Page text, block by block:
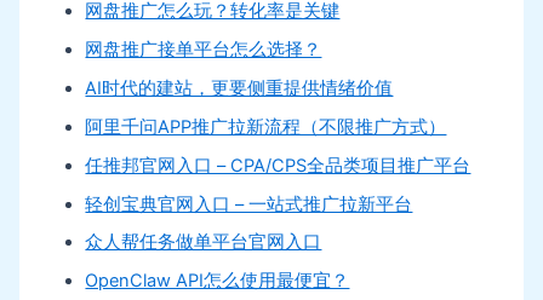
网盘推广怎么玩？转化率是关键
网盘推广接单平台怎么选择？
AI时代的建站，更要侧重提供情绪价值
阿里千问APP推广拉新流程（不限推广方式）
任推邦官网入口 – CPA/CPS全品类项目推广平台
轻创宝典官网入口 – 一站式推广拉新平台
众人帮任务做单平台官网入口
OpenClaw API怎么使用最便宜？